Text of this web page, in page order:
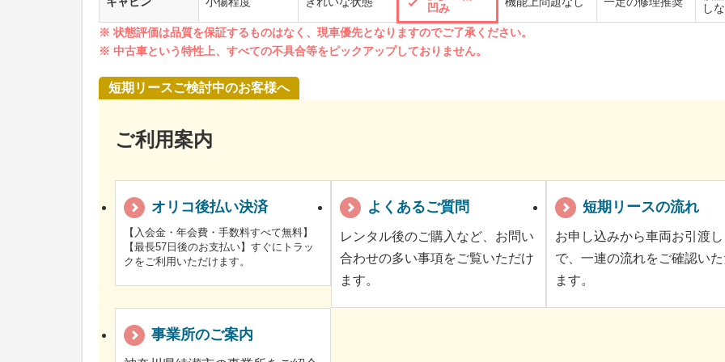
凹み
し
※ 状態評価は品質を保証するものはなく、現車優先となりますのでご了承ください。
※ 中古車という特性上、すべての不具合等をピックアップしておりません。
短期リースご検討中のお客様へ
ご利用案内
オリコ後払い決済
【入会金・年会費・手数料すべて無料】
【最長57日後のお支払い】すぐにトラッ
クをご利用いただけます。
よくあるご質問
レンタル後のご購入など、お問い
合わせの多い事項をご覧いただけ
ます。
短期リースの流れ
お申し込みから車両お引渡し
で、一連の流れをご確認い
ます。
事業所のご案内